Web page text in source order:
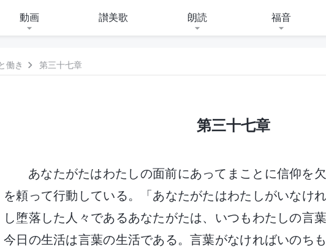
動画 讃美歌 朗読 福音
働き 第三十七章
第三十七章
あなたがたはわたしの面前にあってまことに信仰を
を頼って行動している。「あなたがたはわたしがいなけ
し堕落した人々であるあなたがたは、いつもわたしの言
今日の生活は言葉の生活である。言葉がなければいのち